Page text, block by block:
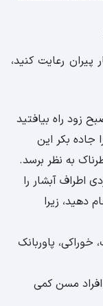
پیران رعایت کنید،
زود راه بیافتید
جاده بکر این
به نظر برسد.
اطراف آبشار را
دهید، زیرا
خوراکی، پاوربانک
مسن کمی